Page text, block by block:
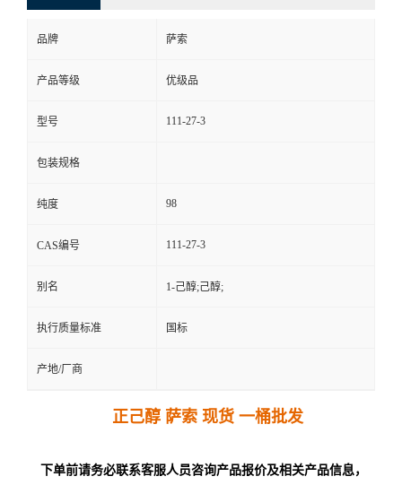
品牌 萨索
产品等级 优级品
型号 111-27-3
包装规格
纯度 98
CAS编号 111-27-3
别名 1-己醇;己醇;
执行质量标准 国标
产地/厂商
正己醇 萨索 现货 一桶批发
下单前请务必联系客服人员咨询产品报价及相关产品信息，